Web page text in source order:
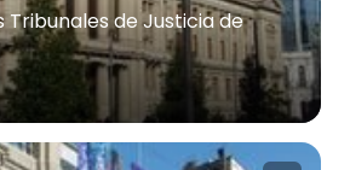
Tribunales de Justicia de